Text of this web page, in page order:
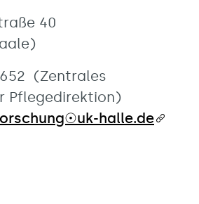
40
(Zentrales
Pflegedirektion)
halle.de